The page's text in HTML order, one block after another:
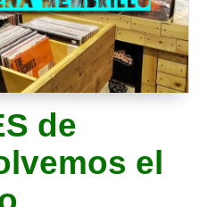
de
el